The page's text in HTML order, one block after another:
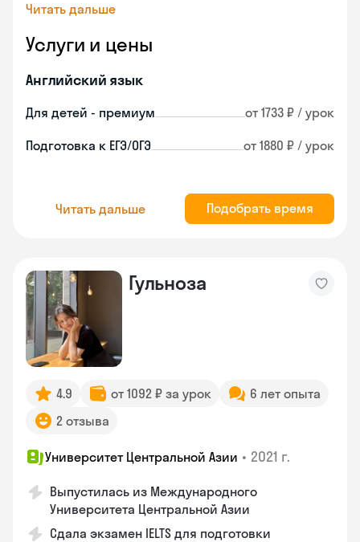
Читать дальше
Услуги и цены
Английский язык
Для детей - премиум от 1733 ₽ / урок
Подготовка к ЕГЭ/ОГЭ от 1880 ₽ / урок
Читать дальше Подобрать время
Гульноза
4.9 от 1092 ₽ за урок
6 лет опыта
2 отзыва
Университет Центральной Азии • 2021 г.
Выпустилась из Международного
Университета Центральной Азии
Сдала экзамен IELTS для подготовки